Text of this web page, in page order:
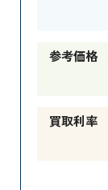
参考価格
買取利率